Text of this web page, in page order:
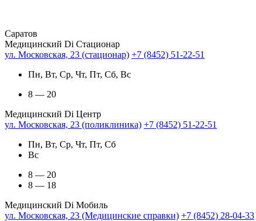
Саратов
Медицинский Di Стационар
ул. Московская, 23 (стационар) +7 (8452) 51-22-51
Пн, Вт, Ср, Чт, Пт, Сб, Вс
8 — 20
Медицинский Di Центр
ул. Московская, 23 (поликлиника) +7 (8452) 51-22-51
Пн, Вт, Ср, Чт, Пт, Сб
Вс
8 — 20
8 — 18
Медицинский Di Мобиль
ул. Московская, 23 (Медицинские справки) +7 (8452) 28-04-33